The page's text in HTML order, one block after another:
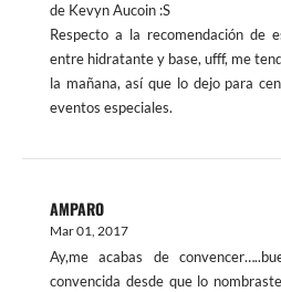
de Kevyn Aucoin :S
Respecto a la recomendación de
entre hidratante y base, ufff, me
la mañana, así que lo dejo para
eventos especiales.
AMPARO
Mar 01, 2017
Ay,me acabas de
convencida desde que lo